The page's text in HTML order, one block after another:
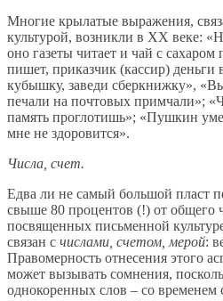
Многие крылатые выражения,
культурой, возникли в ХХ веке:
оно газеты читает и чай с сахаром
пишет, приказчик (кассир) деньги
кубышку, заведи сберкнижку»,
печали на почтовых примчали»;
память проглотишь»; «Пушкин
мне не здоровится».
Числа, счет.
Едва ли не самый большой пласт
свыше 80 процентов (!) от общего
посвященных письменной
связан с числами, счетом, мерой:
Правомерность отнесения этого
может вызывать сомнения,
однокоренных слов – со временем